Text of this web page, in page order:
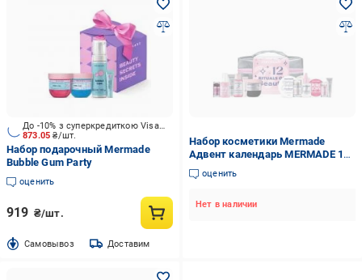
873.05₴/шт.
До -10% з суперкредиткою Visa Вигода
Набор подарочный Mermade
Bubble Gum Party
оценить
919 ₴/шт.
Cамовывоз Доставим
Набор косметики Mermade
Адвент календарь MERMADE 12
rituals of beauty
оценить
Нет в наличии